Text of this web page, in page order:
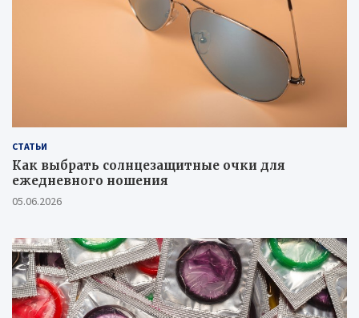
СТАТЬИ
Как выбрать солнцезащитные очки для
ежедневного ношения
05.06.2026